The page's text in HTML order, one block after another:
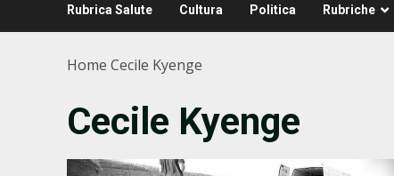
Rubrica Salute Cultura Politica Rubriche
Home Cecile Kyenge
Cecile Kyenge